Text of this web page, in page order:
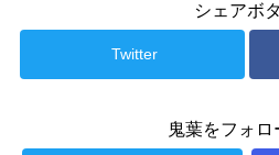
シェアボ
Twitter
鬼葉をフォロ